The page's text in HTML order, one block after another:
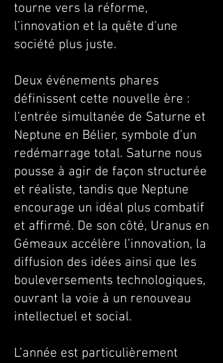
tourne vers la réforme,
l’innovation et la quête d’une
société plus juste.
Deux événements phares
définissent cette nouvelle ère :
l’entrée simultanée de Saturne et
Neptune en Bélier, symbole d’un
redémarrage total. Saturne nous
pousse à agir de façon structurée
et réaliste, tandis que Neptune
encourage un idéal plus combatif
et affirmé. De son côté, Uranus en
Gémeaux accélère l’innovation, la
diffusion des idées ainsi que les
bouleversements technologiques,
ouvrant la voie à un renouveau
intellectuel et social.
L’année est particulièrement